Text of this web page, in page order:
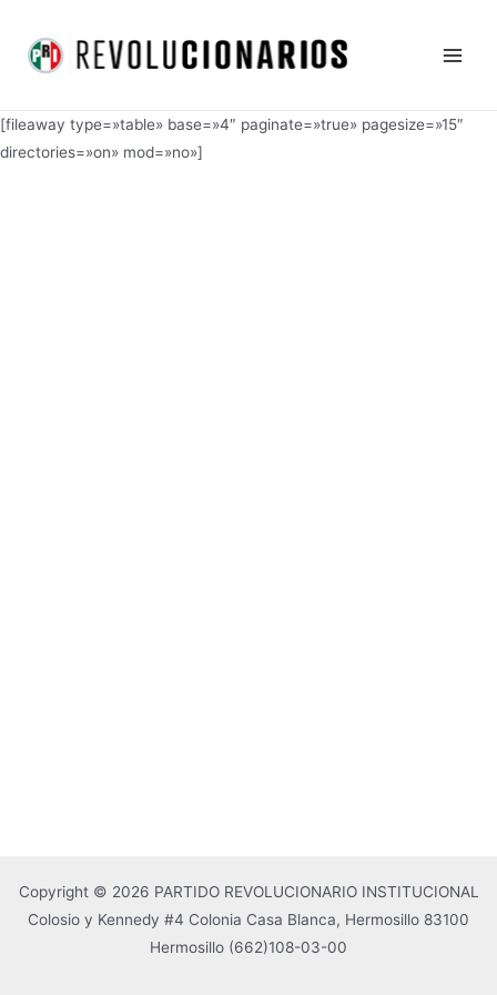
contenido
[fileaway type=»table» base=»4″ paginate=»true» pagesize=»15″
directories=»on» mod=»no»]
Copyright © 2026 PARTIDO REVOLUCIONARIO INSTITUCIONAL
Colosio y Kennedy #4 Colonia Casa Blanca, Hermosillo 83100
Hermosillo (662)108-03-00